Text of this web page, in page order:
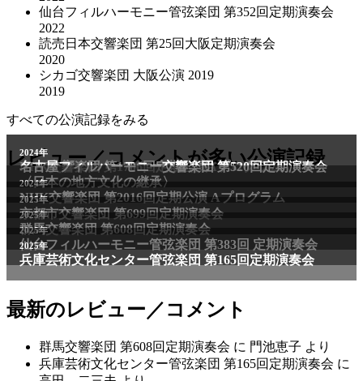
仙台フィルハーモニー管弦楽団 第352回定期演奏会
2022
読売日本交響楽団 第25回大阪定期演奏会
2020
シカゴ交響楽団 大阪公演 2019
2019
すべての公演記録をみる
レビュー／コメントが多い公演記録
2011年
NHK交響楽団 第1706回定期公演Aプログラム
2024年
名古屋フィルハーモニー交響楽団 第520回定期演奏会
〈日本の地方文化の継承〉
2024年
NHK交響楽団 第2016回定期公演 Aプログラム
2025年
京都市交響楽団 第699回定期演奏会
2025年
群馬交響楽団 第608回定期演奏会
2025年
仙台フィルハーモニー管弦楽団 第383回 定期演奏会
2025年
兵庫芸術文化センター管弦楽団 第165回定期演奏会
最新のレビュー／コメント
群馬交響楽団 第608回定期演奏会 に 門池恵子 より
兵庫芸術文化センター管弦楽団 第165回定期演奏会 に